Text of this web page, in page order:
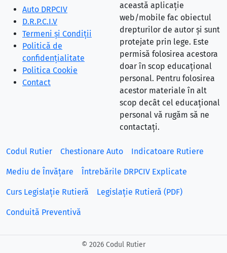
Auto DRPCIV
D.R.P.C.I.V
Termeni și Condiții
Politică de
confidențialitate
Politica Cookie
Contact
această aplicație
web/mobile fac obiectul
drepturilor de autor și sunt
protejate prin lege. Este
permisă folosirea acestora
doar în scop educațional
personal. Pentru folosirea
acestor materiale în alt
scop decât cel educațional
personal vă rugăm să ne
contactați.
Codul Rutier Chestionare Auto Indicatoare Rutiere
Mediu de Învățare Întrebările DRPCIV Explicate
Curs Legislație Rutieră Legislație Rutieră (PDF)
Conduită Preventivă
© 2026 Codul Rutier